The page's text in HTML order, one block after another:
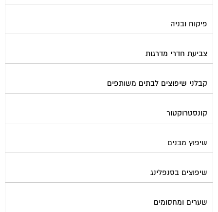
פיקוח ובניה
צביעת חדרי מדרגות
קבלני שיפוצים לבתים משותפים
קונסטרוקטור
שיפוץ מבנים
שיפוצים בסנפלינג
שערים ומחסומים